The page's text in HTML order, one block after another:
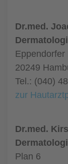
Dr.med.
Eppendorfer
20249
Tel.: (040)
zur
Dr.med.
Plan 6